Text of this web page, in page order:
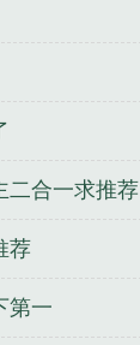
二合一求推荐
荐
第一